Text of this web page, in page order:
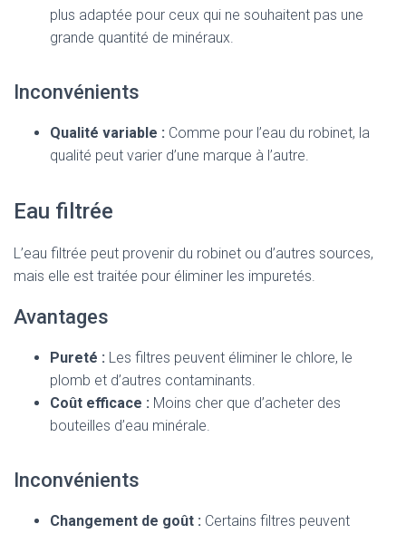
plus adaptée pour ceux qui ne souhaitent pas une
grande quantité de minéraux.
Inconvénients
Qualité variable : Comme pour l’eau du robinet, la
qualité peut varier d’une marque à l’autre.
Eau filtrée
L’eau filtrée peut provenir du robinet ou d’autres sources,
mais elle est traitée pour éliminer les impuretés.
Avantages
Pureté : Les filtres peuvent éliminer le chlore, le
plomb et d’autres contaminants.
Coût efficace : Moins cher que d’acheter des
bouteilles d’eau minérale.
Inconvénients
Changement de goût : Certains filtres peuvent